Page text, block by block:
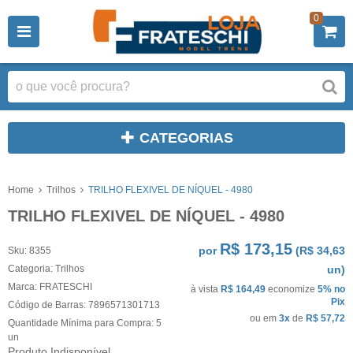
0
CATEGORIAS
Home Trilhos TRILHO FLEXIVEL DE NÍQUEL - 4980
TRILHO FLEXIVEL DE NÍQUEL - 4980
Sku: 8355
Categoria: Trilhos
Marca: FRATESCHI
Código de Barras: 7896571301713
Quantidade Mínima para Compra: 5
un
por R$ 173,15 (R$ 34,63
un)
à vista R$ 164,49 economize 5% no
Pix
ou em 3x de R$ 57,72